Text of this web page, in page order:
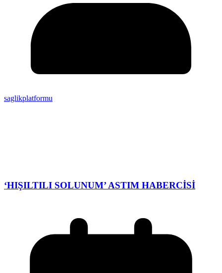
saglikplatformu
‘HIŞILTILI SOLUNUM’ ASTIM HABERCİSİ